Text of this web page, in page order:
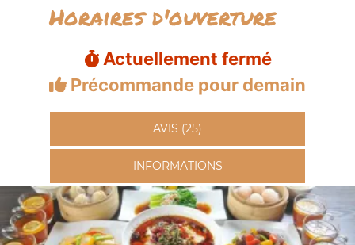
Horaires d'ouverture
Actuellement fermé
Précommande pour demain
AVIS (25)
INFORMATIONS